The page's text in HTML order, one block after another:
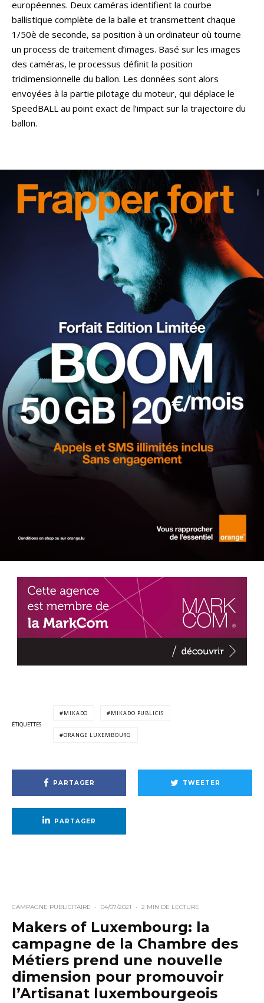
européennes. Deux caméras identifient la courbe
ballistique complète de la balle et transmettent chaque
1/50è de seconde, sa position à un ordinateur où tourne
un process de traitement d’images. Basé sur les images
des caméras, le processus définit la position
tridimensionnelle du ballon. Les données sont alors
envoyées à la partie pilotage du moteur, qui déplace le
SpeedBALL au point exact de l’impact sur la trajectoire du
ballon.
ÉTIQUETTES
MIKADO MIKADO PUBLICIS
ORANGE LUXEMBOURG
PARTAGER TWEETER
PARTAGER
CAMPAGNE PUBLICITAIRE · 04/07/2021 · 2 MIN DE LECTURE
Makers of Luxembourg: la
campagne de la Chambre des
Métiers prend une nouvelle
dimension pour promouvoir
l’Artisanat luxembourgeois